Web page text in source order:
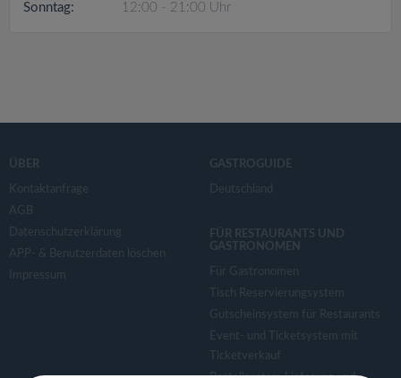
Sonntag:
12:00 - 21:00 Uhr
ÜBER
Kontaktanfrage
AGB
Datenschutzerklärung
APP- & Benutzerdaten löschen
Impressum
GASTROGUIDE
Deutschland
FÜR RESTAURANTS UND
GASTRONOMEN
Für Gastronomen
Tisch Reservierungsystem
Gutscheinsystem für Restaurants
Event- und Ticketsystem mit
Ticketverkauf
a
t